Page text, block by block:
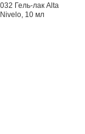
032 Гель-лак Alta
Nivelo, 10 мл